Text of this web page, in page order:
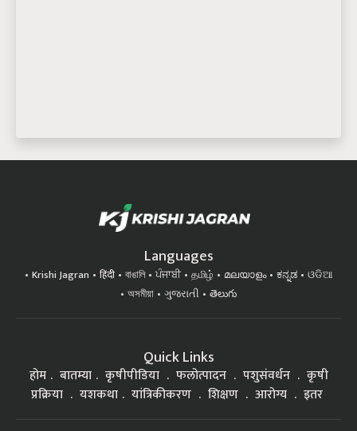
Languages
Krishi Jagran हिंदी বাঙালি ਪੰਜਾਬੀ தமிழ் മലയാളം ಕನ್ನಡ
ଓଡିଆ
অসমীয়া
ગુજરાતી తెలుగు
Quick Links
होम बातम्या कृषीपीडिया फलोत्पादन पशुसंवर्धन
कृषी
प्रक्रिया
यशकथा यांत्रिकीकरण शिक्षण आरोग्य इतर